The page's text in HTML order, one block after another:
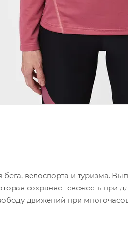
велоспорта и туризма.
сохраняет свежесть
движений при